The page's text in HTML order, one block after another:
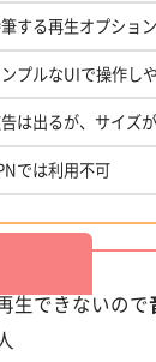
する再生オプショ
プルなUIで操作し
は出るが、サイズ
では利用不可
生できないので